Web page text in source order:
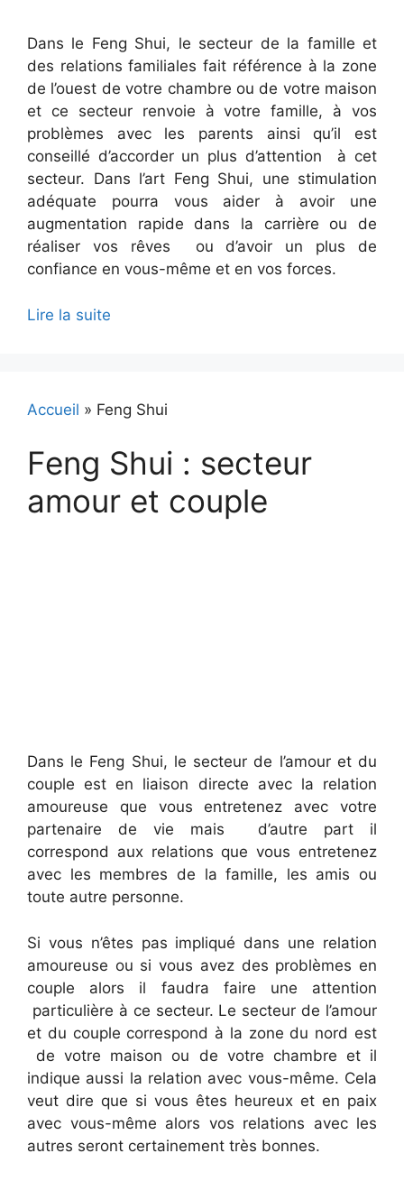
Dans le Feng Shui, le secteur de la famille et
des relations familiales fait référence à la zone
de l’ouest de votre chambre ou de votre maison
et ce secteur renvoie à votre famille, à vos
problèmes avec les parents ainsi qu’il est
conseillé d’accorder un plus d’attention à cet
secteur. Dans l’art Feng Shui, une stimulation
adéquate pourra vous aider à avoir une
augmentation rapide dans la carrière ou de
réaliser vos rêves ou d’avoir un plus de
confiance en vous-même et en vos forces.
Lire la suite
Accueil » Feng Shui
Feng Shui : secteur
amour et couple
Dans le Feng Shui, le secteur de l’amour et du
couple est en liaison directe avec la relation
amoureuse que vous entretenez avec votre
partenaire de vie mais d’autre part il
correspond aux relations que vous entretenez
avec les membres de la famille, les amis ou
toute autre personne.
Si vous n’êtes pas impliqué dans une relation
amoureuse ou si vous avez des problèmes en
couple alors il faudra faire une attention
particulière à ce secteur. Le secteur de l’amour
et du couple correspond à la zone du nord est
de votre maison ou de votre chambre et il
indique aussi la relation avec vous-même. Cela
veut dire que si vous êtes heureux et en paix
avec vous-même alors vos relations avec les
autres seront certainement très bonnes.